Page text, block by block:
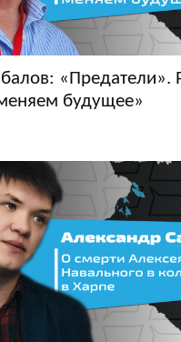
«Предатели».
будущее»